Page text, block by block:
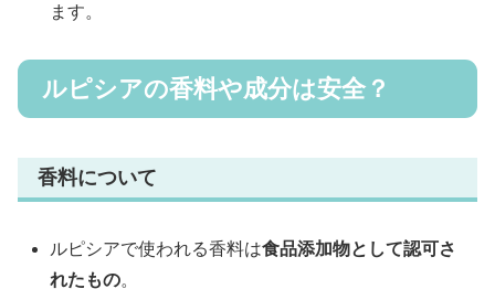
ます。
ルピシアの香料や成分は安全？
香料について
ルピシアで使われる香料は食品添加物として認可さ
れたもの。